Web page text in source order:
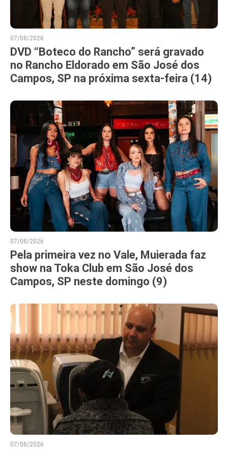
07/08/2026
DVD “Boteco do Rancho” será gravado
no Rancho Eldorado em São José dos
Campos, SP na próxima sexta-feira (14)
07/08/2026
Pela primeira vez no Vale, Muierada faz
show na Toka Club em São José dos
Campos, SP neste domingo (9)
07/08/2026